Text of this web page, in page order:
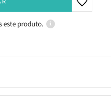
este produto.